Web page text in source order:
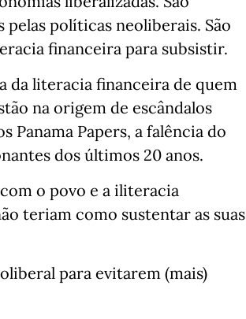
políticas neoliberais. São
financeira para subsistir.
da literacia financeira de quem
na origem de escândalos
Panama Papers, a falência do
dos últimos 20 anos.
o povo e a iliteracia
teriam como sustentar as suas
para evitarem (mais)